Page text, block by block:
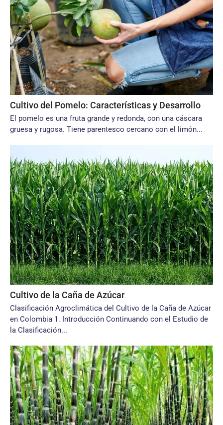
Cultivo del Pomelo: Características y Desarrollo
El pomelo es una fruta grande y redonda, con una cáscara
gruesa y rugosa. Tiene parentesco cercano con el limón...
Cultivo de la Caña de Azúcar
Clasificación Agroclimática del Cultivo de la Caña de Azúcar
en Colombia 1. Introducción Continuando con el Estudio de
la Clasificación...